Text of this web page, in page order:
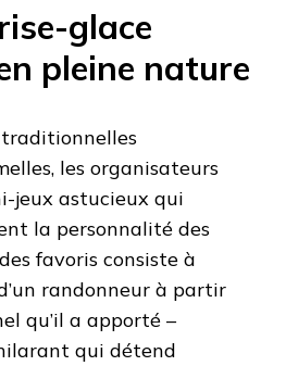
glace
pleine nature
traditionnelles
les organisateurs
jeux astucieux qui
la personnalité des
favoris consiste à
randonneur à partir
qu’il a apporté –
qui détend